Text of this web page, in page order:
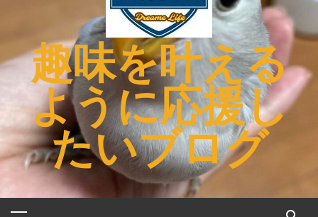
プ
趣味を叶える
ように応援し
たいブログ